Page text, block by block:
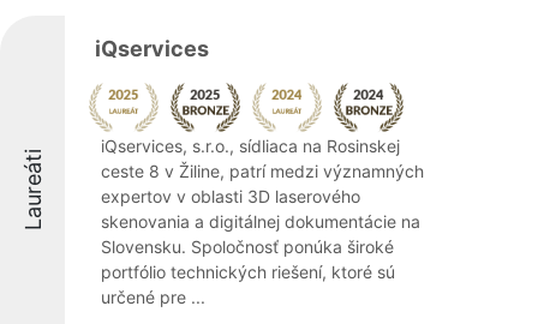
Laureáti
iQservices
iQservices, s.r.o., sídliaca na Rosinskej
ceste 8 v Žiline, patrí medzi významných
expertov v oblasti 3D laserového
skenovania a digitálnej dokumentácie na
Slovensku. Spoločnosť ponúka široké
portfólio technických riešení, ktoré sú
určené pre ...